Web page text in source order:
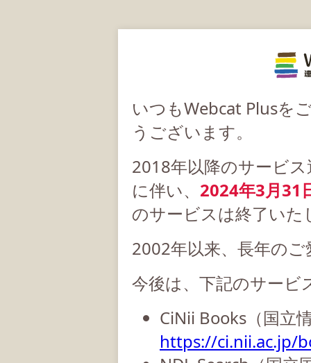
いつもWebcat Plusを
うございます。
2018年以降のサービ
に伴い、 2024年3月31
のサービスは終了いた
2002年以来、長年の
今後は、下記のサービ
CiNii Books（国立
https://ci.nii.ac.jp/